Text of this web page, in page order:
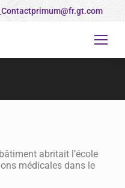
abritait l’école
médicales dans le